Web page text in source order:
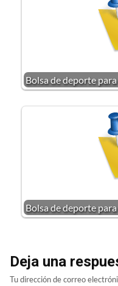
Bolsa de deporte
Bolsa de deporte
Deja una
Tu dirección de correo